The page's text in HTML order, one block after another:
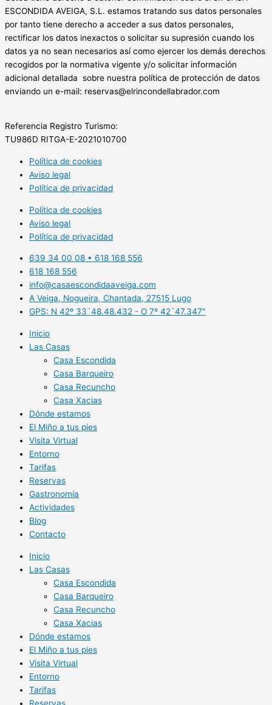
ESCONDIDA AVEIGA, S.L. estamos tratando sus datos personales
por tanto tiene derecho a acceder a sus datos personales,
rectificar los datos inexactos o solicitar su supresión cuando los
datos ya no sean necesarios así como ejercer los demás derechos
recogidos por la normativa vigente y/o solicitar información
adicional detallada sobre nuestra política de protección de datos
enviando un e-mail: reservas@elrincondellabrador.com
Referencia Registro Turismo:
TU986D RITGA-E-2021010700
Política de cookies
Aviso legal
Política de privacidad
Política de cookies
Aviso legal
Política de privacidad
639 34 00 08 • 618 168 556
618 168 556
info@casaescondidaaveiga.com
A Veiga, Nogueira, Chantada, 27515 Lugo
GPS: N 42º 33´48.48.432 - O 7º 42´47.347"
Inicio
Las Casas
Casa Escondida
Casa Barqueiro
Casa Recuncho
Casa Xacias
Dónde estamos
El Miño a tus pies
Visita Virtual
Entorno
Tarifas
Reservas
Gastronomía
Actividades
Blog
Contacto
Inicio
Las Casas
Casa Escondida
Casa Barqueiro
Casa Recuncho
Casa Xacias
Dónde estamos
El Miño a tus pies
Visita Virtual
Entorno
Tarifas
Reservas